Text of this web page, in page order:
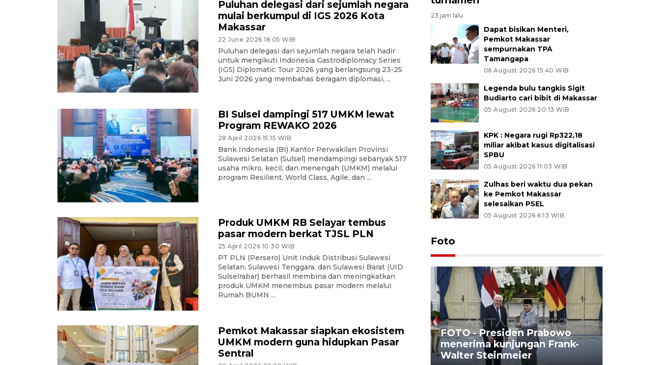
Puluhan delegasi dari sejumlah negara
mulai berkumpul di IGS 2026 Kota
Makassar
22 June 2026 18:05 WIB
Puluhan delegasi dari sejumlah negara telah hadir
untuk mengikuti Indonesia Gastrodiplomacy Series
(IGS) Diplomatic Tour 2026 yang berlangsung 23-25
Juni 2026 yang membahas beragam diplomasi, ...
BI Sulsel dampingi 517 UMKM lewat
Program REWAKO 2026
28 April 2026 15:15 WIB
Bank Indonesia (BI) Kantor Perwakilan Provinsi
Sulawesi Selatan (Sulsel) mendampingi sebanyak 517
usaha mikro, kecil, dan menengah (UMKM) melalui
program Resilient, World Class, Agile, dan ...
Produk UMKM RB Selayar tembus
pasar modern berkat TJSL PLN
25 April 2026 10:30 WIB
PT PLN (Persero) Unit Induk Distribusi Sulawesi
Selatan, Sulawesi Tenggara, dan Sulawesi Barat (UID
Sulselrabar) berhasil membina dan meningkatkan
produk UMKM menembus pasar modern melalui
Rumah BUMN ...
Pemkot Makassar siapkan ekosistem
UMKM modern guna hidupkan Pasar
Sentral
23 jam lalu
Dapat bisikan Menteri,
Pemkot Makassar
sempurnakan TPA
Tamangapa
06 August 2026 15:40 WIB
Legenda bulu tangkis Sigit
Budiarto cari bibit di Makassar
05 August 2026 20:13 WIB
KPK : Negara rugi Rp322,18
miliar akibat kasus digitalisasi
SPBU
05 August 2026 11:03 WIB
Zulhas beri waktu dua pekan
ke Pemkot Makassar
selesaikan PSEL
05 August 2026 6:13 WIB
Foto
FOTO - Kirab memperingati
HUT ke-80 Raja Keraton
FOTO - Presiden Prabowo
menerima kunjungan Frank-
Walter Steinmeier